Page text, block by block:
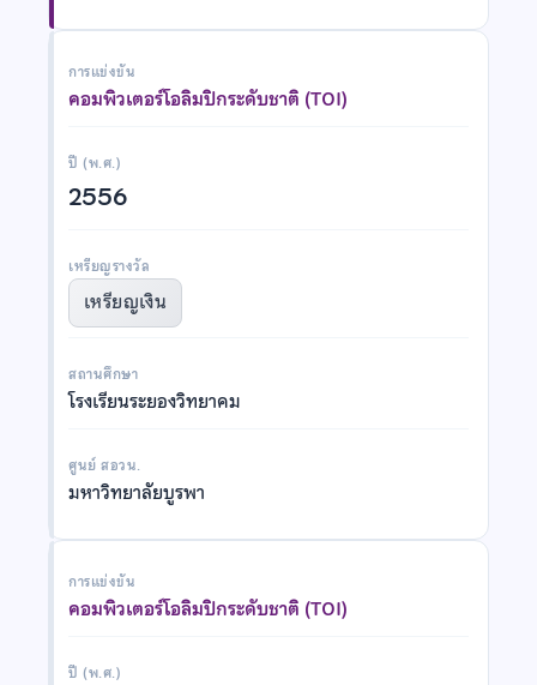
การแข่งขัน
คอมพิวเตอร์โอลิมปิกระดับชาติ (TOI)
ปี (พ.ศ.)
2556
เหรียญรางวัล
เหรียญเงิน
สถานศึกษา
โรงเรียนระยองวิทยาคม
ศูนย์ สอวน.
มหาวิทยาลัยบูรพา
การแข่งขัน
คอมพิวเตอร์โอลิมปิกระดับชาติ (TOI)
ปี (พ.ศ.)